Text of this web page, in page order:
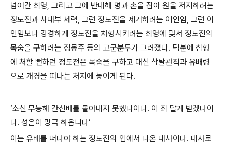
넘어간 최영, 그리고 그에 반대해 명과 손을 잡아 원을 저지하려는
정도전과 사대부 세력, 그런 정도전을 제거하려는 이인임, 그런 이
인임보다 강경하게 정도전을 처형시키려는 최영에 맞서 정도전의
목숨을 구하려는 정몽주 등의 고군분투가 그려졌다. 덕분에 참형
에 처할 뻔하던 정도전은 목숨을 구하고 대신 삭탈관직과 유배령
으로 개경을 떠나는 처지에 놓이게 된다.
‘소신 무능해 간신배를 몰아내지 못했나이다. 이 죄 달게 받겠나이
다. 성은이 망극 하옵니다’
이는 유배를 떠나야 하는 정도전의 입에서 나온 대사이다. 대사로